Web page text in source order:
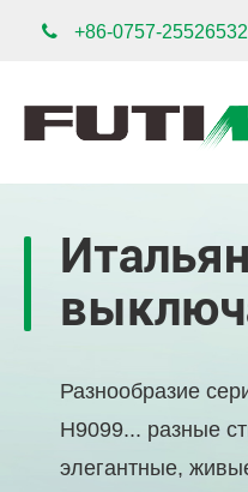
+86-0757-25526532
Разнообразие
H9099... разные
элегантные,